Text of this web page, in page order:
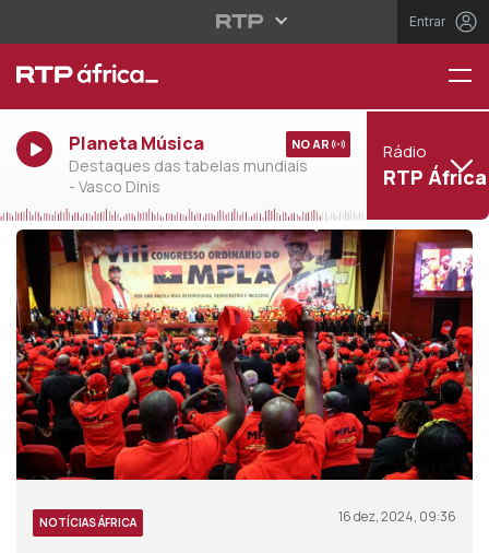
Entrar
Planeta Música
Destaques das tabelas mundiais
- Vasco Dinis
NO AR Rádio
RTP África
NOTÍCIAS ÁFRICA 16 dez, 2024, 09:36